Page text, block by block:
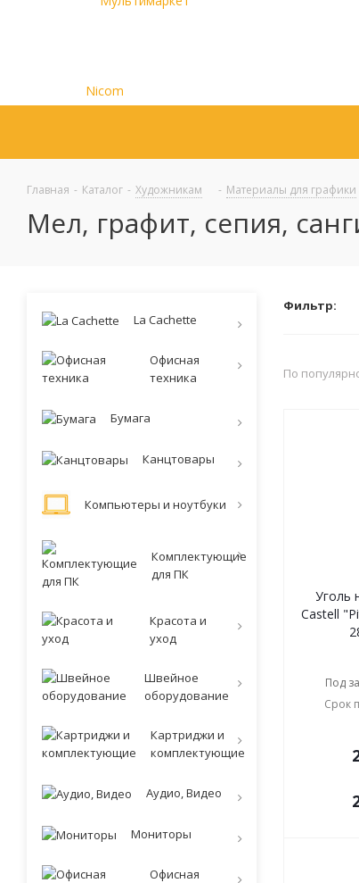
Главная - Каталог - Художникам - Материалы для графики
Мел, графит, сепия,
Фильтр:
По
Уголь
Castell
Под
Срок
La Cachette
Офисная
техника
Бумага
Канцтовары
Компьютеры и ноутбуки
Комплектующие
для ПК
Красота и
уход
Швейное
оборудование
Картриджи и
комплектующие
Аудио, Видео
Мониторы
Офисная